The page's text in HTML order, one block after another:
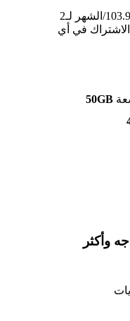
تتجدّد مقابل MAD ⁦103.99⁩/الشهر لـ2
في أي
50GB
وأكثر